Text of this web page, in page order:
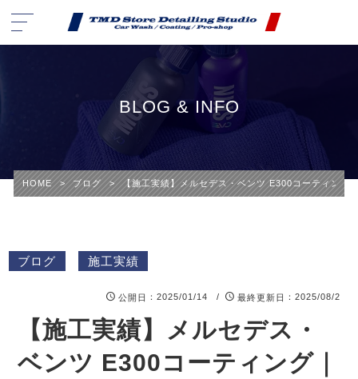
BLOG & INFO
HOME > ブログ > 【施工実績】メルセデス・ベンツ E300コーティン
ブログ 施工実績
公開日 ：2025/01/14 / 最終更新日 ：2025/08/2
【施工実績】メルセデス・
ベンツ E300コーティング｜